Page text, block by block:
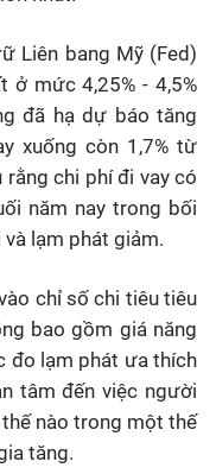
Liên bang Mỹ (Fed)
ở mức 4,25% - 4,5%
đã hạ dự báo tăng
xuống còn 1,7% từ
chi phí đi vay có
năm nay trong bối
lạm phát giảm.
chỉ số chi tiêu tiêu
bao gồm giá năng
đo lạm phát ưa thích
tâm đến việc người
nào trong một thế
tăng.